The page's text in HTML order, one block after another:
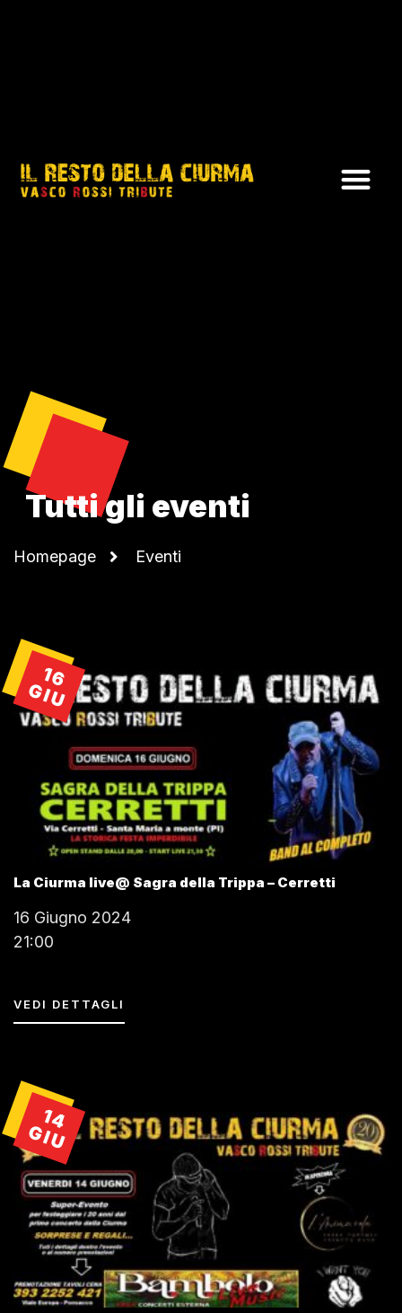
Tutti gli eventi
Homepage Eventi
16
GIU
La Ciurma live@ Sagra della Trippa – Cerretti
16 Giugno 2024
21:00
VEDI DETTAGLI
14
GIU